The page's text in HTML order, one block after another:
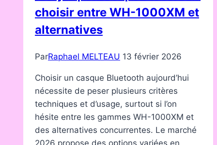
quotidien
numérique
choisir entre WH-1000XM et
alternatives
ParRaphael MELTEAU 13 février 2026
Choisir un casque Bluetooth aujourd’hui
nécessite de peser plusieurs critères
techniques et d’usage, surtout si l’on
hésite entre les gammes WH-1000XM et
des alternatives concurrentes. Le marché
2026 propose des options variées en